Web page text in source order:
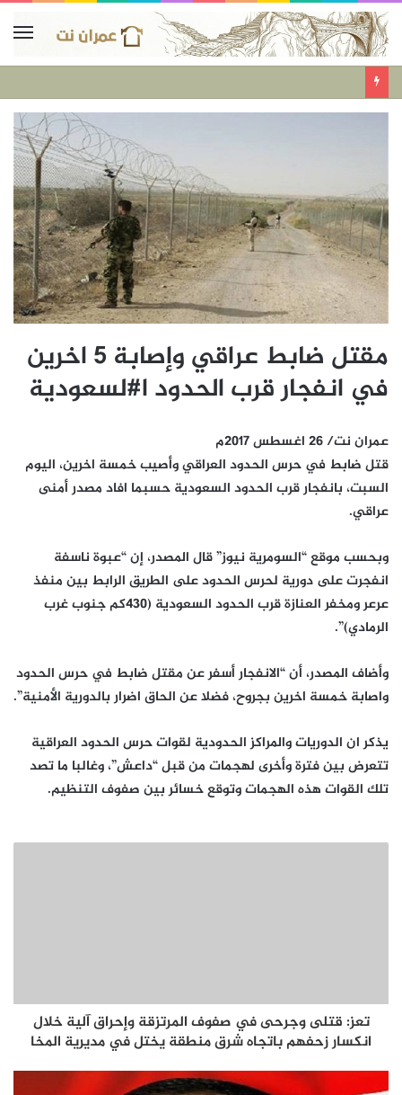
مقتل ضابط عراقي وإصابة 5 اخرين
في انفجار قرب الحدود ا#لسعودية
عمران نت/ 26 اغسطس 2017م
قتل ضابط في حرس الحدود العراقي وأصيب خمسة اخرين، اليوم
السبت، بانفجار قرب الحدود السعودية حسبما افاد مصدر أمنى
عراقي.
وبحسب موقع “السومرية نيوز” قال المصدر، إن “عبوة ناسفة
انفجرت على دورية لحرس الحدود على الطريق الرابط بين منفذ
عرعر ومخفر العنازة قرب الحدود السعودية (430كم جنوب غرب
الرمادي)”.
وأضاف المصدر، أن “الانفجار أسفر عن مقتل ضابط في حرس الحدود
واصابة خمسة اخرين بجروح، فضلا عن الحاق اضرار بالدورية الأمنية”.
يذكر ان الدوريات والمراكز الحدودية لقوات حرس الحدود العراقية
تتعرض بين فترة وأخرى لهجمات من قبل “داعش”، وغالبا ما تصد
تلك القوات هذه الهجمات وتوقع خسائر بين صفوف التنظيم.
تعز: قتلى وجرحى في صفوف المرتزقة وإحراق آلية خلال
انكسار زحفهم باتجاه شرق منطقة يختل في مديرية المخا